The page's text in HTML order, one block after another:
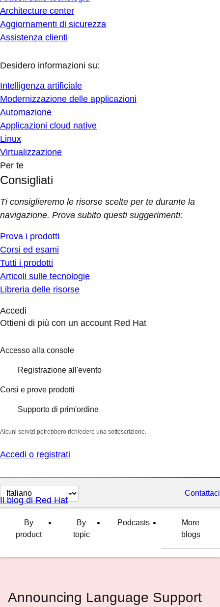
Architecture center
Aggiornamenti di sicurezza
Assistenza clienti
Desidero informazioni su:
Intelligenza artificiale
Modernizzazione delle applicazioni
Automazione
Applicazioni cloud native
Linux
Virtualizzazione
Per te
Consigliati
Ti consiglieremo le risorse scelte per te durante la
navigazione. Prova subito questi suggerimenti:
Prova i prodotti
Corsi ed esami
Tutti i prodotti
Articoli sulle tecnologie
Libreria delle risorse
Accedi
Ottieni di più con un account Red Hat
Accesso alla console
Registrazione all'evento
Corsi e prove prodotti
Supporto di prim'ordine
Alcuni servizi potrebbero richiedere una sottoscrizione.
Accedi o registrati
Cambia
lingua
Contattaci
Il blog di Red Hat
By
product
By
topic
Podcasts
More
blogs
Announcing Language Support